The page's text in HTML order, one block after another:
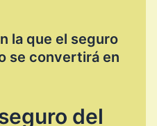
la que el seguro
se convertirá en
del